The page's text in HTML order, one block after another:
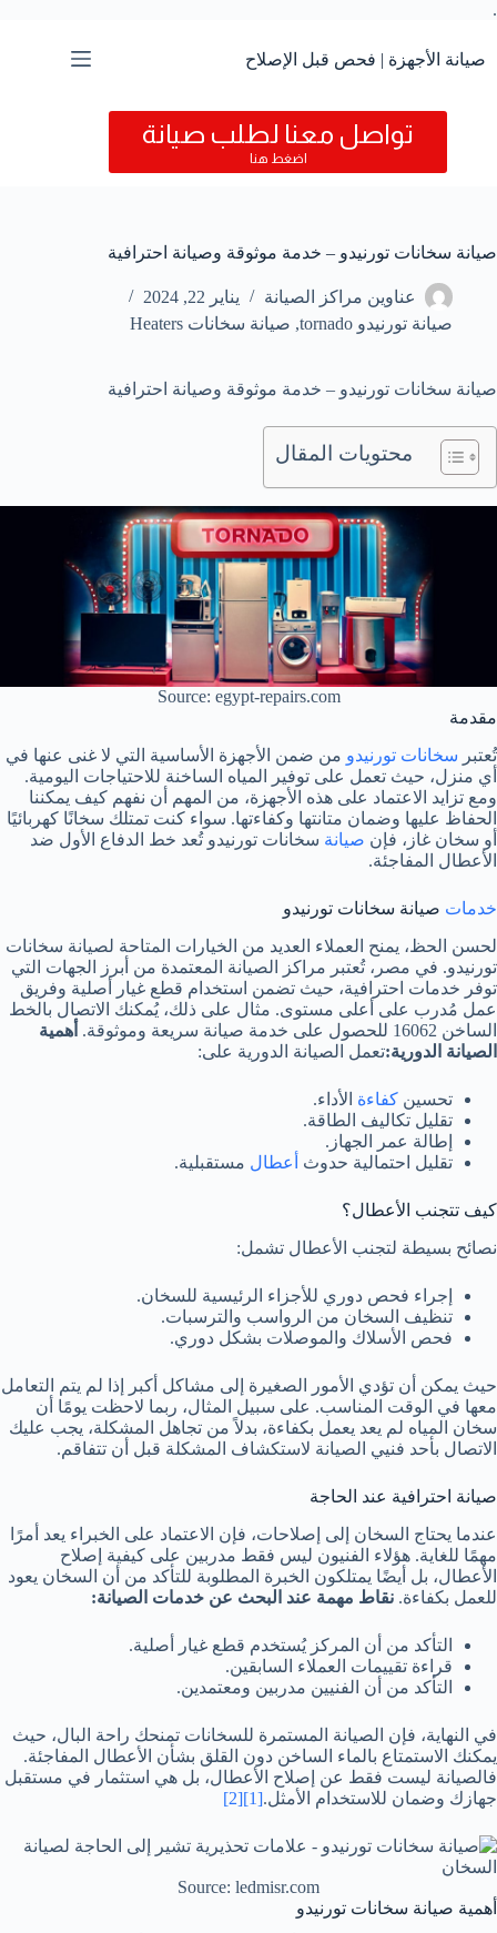
.
المحتوى
صيانة الأجهزة | فحص قبل الإصلاح
تواصل معنا لطلب صيانة
اضغط هنا
صيانة سخانات تورنيدو – خدمة موثوقة وصيانة احترافية
عناوين مراكز الصيانة
يناير 22, 2024
صيانة تورنيدو tornado
, صيانة سخانات Heaters
صيانة سخانات تورنيدو – خدمة موثوقة وصيانة احترافية
محتويات المقال
Source: egypt-repairs.com
مقدمة
تُعتبر سخانات تورنيدو من ضمن الأجهزة الأساسية التي لا غنى عنها في
أي منزل، حيث تعمل على توفير المياه الساخنة للاحتياجات اليومية.
ومع تزايد الاعتماد على هذه الأجهزة، من المهم أن نفهم كيف يمكننا
الحفاظ عليها وضمان متانتها وكفاءتها. سواء كنت تمتلك سخانًا كهربائيًا
أو سخان غاز، فإن صيانة سخانات تورنيدو تُعد خط الدفاع الأول ضد
الأعطال المفاجئة.
خدمات صيانة سخانات تورنيدو
لحسن الحظ، يمنح العملاء العديد من الخيارات المتاحة لصيانة سخانات
تورنيدو. في مصر، تُعتبر مراكز الصيانة المعتمدة من أبرز الجهات التي
توفر خدمات احترافية، حيث تضمن استخدام قطع غيار أصلية وفريق
عمل مُدرب على أعلى مستوى. مثال على ذلك، يُمكنك الاتصال بالخط
الساخن 16062 للحصول على خدمة صيانة سريعة وموثوقة.
أهمية
الصيانة الدورية:تعمل الصيانة الدورية على:
تحسين كفاءة الأداء.
تقليل تكاليف الطاقة.
إطالة عمر الجهاز.
تقليل احتمالية حدوث
أعطال مستقبلية.
كيف تتجنب الأعطال؟
نصائح بسيطة لتجنب الأعطال تشمل:
إجراء فحص دوري للأجزاء الرئيسية للسخان.
تنظيف السخان من الرواسب والترسبات.
فحص الأسلاك والموصلات بشكل دوري.
حيث يمكن أن تؤدي الأمور الصغيرة إلى مشاكل أكبر إذا لم يتم التعامل
معها في الوقت المناسب. على سبيل المثال، ربما لاحظت يومًا أن
سخان المياه لم يعد يعمل بكفاءة، بدلاً من تجاهل المشكلة، يجب عليك
الاتصال بأحد فنيي الصيانة لاستكشاف المشكلة قبل أن تتفاقم.
صيانة احترافية عند الحاجة
عندما يحتاج السخان إلى إصلاحات، فإن الاعتماد على الخبراء يعد أمرًا
مهمًا للغاية. هؤلاء الفنيون ليس فقط مدربين على كيفية إصلاح
الأعطال، بل أيضًا يمتلكون الخبرة المطلوبة للتأكد من أن السخان يعود
للعمل بكفاءة. نقاط مهمة عند البحث عن خدمات الصيانة:
التأكد من أن المركز يُستخدم قطع غيار أصلية.
قراءة تقييمات العملاء السابقين.
التأكد من أن الفنيين مدربين ومعتمدين.
في النهاية، فإن الصيانة المستمرة للسخانات تمنحك راحة البال، حيث
يمكنك الاستمتاع بالماء الساخن دون القلق بشأن الأعطال المفاجئة.
فالصيانة ليست فقط عن إصلاح الأعطال، بل هي استثمار في مستقبل
جهازك وضمان للاستخدام الأمثل.[1]
[2]
Source: ledmisr.com
أهمية صيانة سخانات تورنيدو